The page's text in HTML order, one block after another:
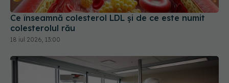
Ce înseamnă colesterol LDL și de ce este numit
colesterolul rău
18 iul 2026, 13:00